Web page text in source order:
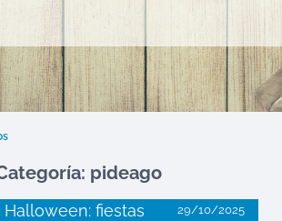
pideago
fiestas
29/10/2025